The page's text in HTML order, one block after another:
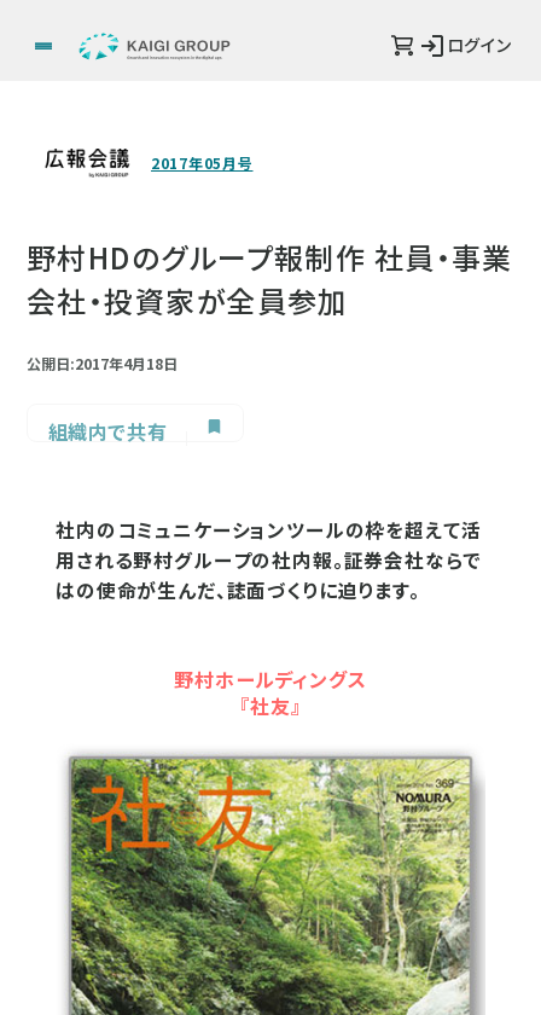
ログイン
2017年05月号
野村HDのグループ報制作 社員・事業
会社・投資家が全員参加
公開日:2017年4月18日
組織内で共有
社内のコミュニケーションツールの枠を超えて活
用される野村グループの社内報。証券会社ならで
はの使命が生んだ、誌面づくりに迫ります。
野村ホールディングス
『社友』